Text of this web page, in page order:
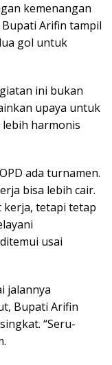
kemenangan
Arifin tampil
gol untuk
ini bukan
upaya untuk
harmonis
ada turnamen.
bisa lebih cair.
tetapi tetap
usai
jalannya
Bupati Arifin
“Seru-